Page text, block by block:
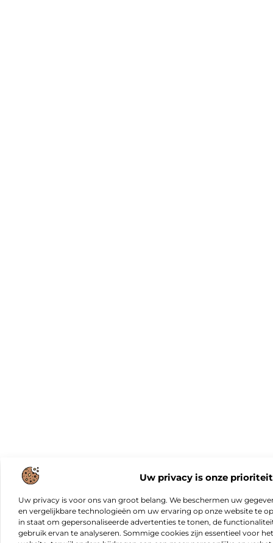
Uw privacy is onze prioriteit
Uw privacy is voor ons van groot belang. We beschermen uw
en vergelijkbare technologieën om uw ervaring op onze website te
in staat om gepersonaliseerde advertenties te tonen, de
gebruik ervan te analyseren. Sommige cookies zijn essentieel voor